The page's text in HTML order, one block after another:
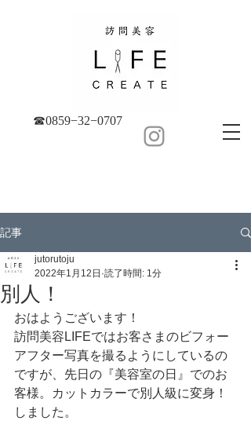
☎︎0859−32−0707
記事
別人！
jutorutoju
2022年1月12日 読了時間: 1分
おはようございます！
訪問美容LIFEではお客さまのビフォー
アフター写真を撮るようにしているの
ですが、先日の『美容室の日』でのお
客様。カットカラーで別人級に変身！
しました。